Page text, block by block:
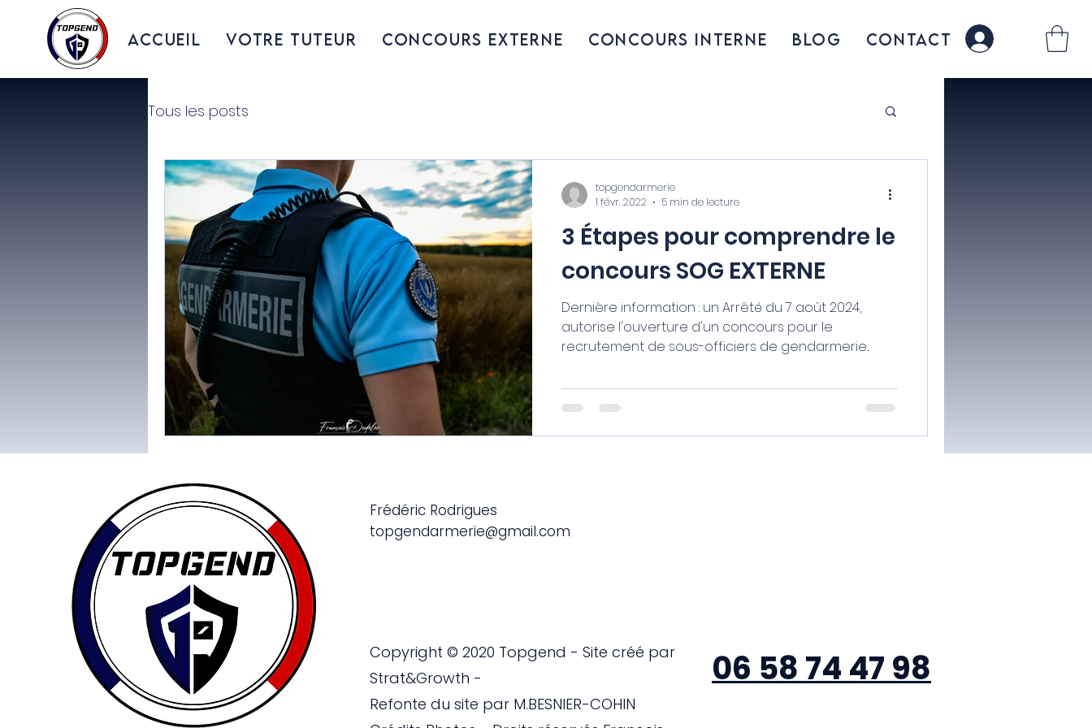
ACCUEIL VOTRE TUTEUR Concours externe Concours interne BLOG CONTACT connexion
Tous les posts
3 Étapes pour comprendre le
concours SOG EXTERNE
Dernière information : un Arrêté du 7 août 2024,
autorise l'ouverture d'un concours pour le
recrutement de sous-officiers de gendarmerie...
topgendarmerie
1 févr. 2022
5 min de lecture
Frédéric Rodrigues
topgendarmerie@gmail.com
Copyright © 2020 Topgend - Site créé par
Strat&Growth -
Refonte du site par M.BESNIER-COHIN
06 58 74 47 98